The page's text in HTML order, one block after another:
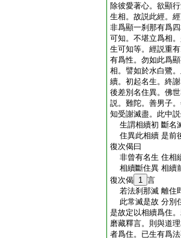
除彼愛著心。欲顯
生相。故説此經。
非爲顯一刹那有爲
可知。不堪立爲相
生可知等。經説重
有爲性。勿如此爲
相。譬如於水白鷺
續。初起名生。終
後差別名住異。佛
説。難陀。善男子
知受謝滅盡。此中
生謂相續初 斷名
住異此相續 是前
復次偈曰
非曾有名生 住相
相續斷住異 相續
復次偈 1 言
若法刹那滅 離住
此常滅是故 分別
是故定以相續爲住
磨藏釋言。則與道
者爲住。已生有爲